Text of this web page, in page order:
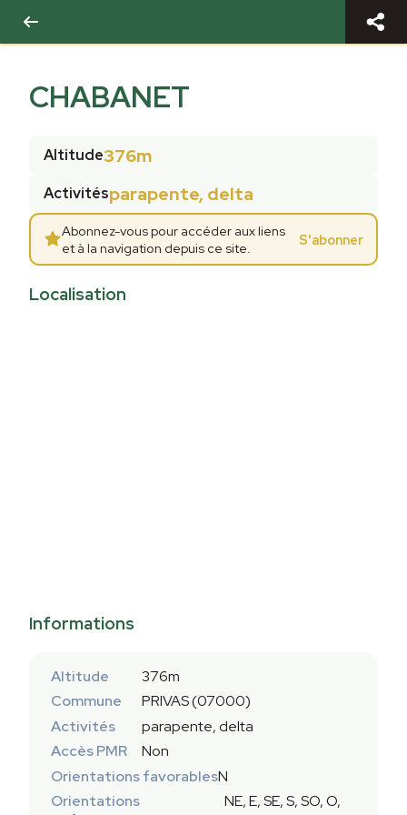
CHABANET
Altitude376m
Activitésparapente, delta
Abonnez-vous pour accéder aux liens
et à la navigation depuis ce site.
S'abonner
Localisation
Informations
Altitude
376m
Commune
PRIVAS (07000)
Activités
parapente, delta
Accès PMR
Non
Orientations favorablesN
Orientations
NE, E, SE, S, SO, O,